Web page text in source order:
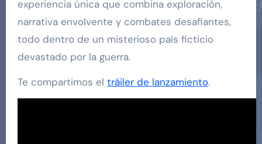
experiencia única que combina exploración,
narrativa envolvente y combates desafiantes,
todo dentro de un misterioso país ficticio
devastado por la guerra.
Te compartimos el tráiler de lanzamiento.